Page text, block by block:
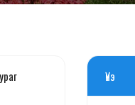
Үнэ